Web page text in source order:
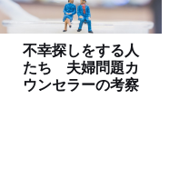
不幸探しをする人
たち 夫婦問題カ
ウンセラーの考察